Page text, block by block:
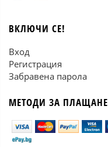
ВКЛЮЧИ СЕ!
Вход
Регистрация
Забравена парола
МЕТОДИ ЗА ПЛАЩАНЕ